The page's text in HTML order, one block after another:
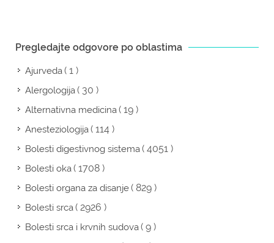
Pregledajte odgovore po oblastima
Ajurveda( 1 )
Alergologija( 30 )
Alternativna medicina( 19 )
Anesteziologija( 114 )
Bolesti digestivnog sistema( 4051 )
Bolesti oka( 1708 )
Bolesti organa za disanje( 829 )
Bolesti srca( 2926 )
Bolesti srca i krvnih sudova( 9 )